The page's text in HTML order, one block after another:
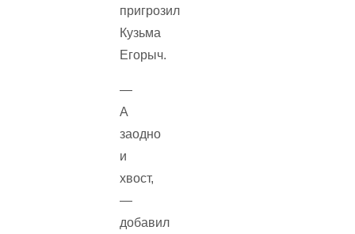
пригрозил
Кузьма
Егорыч.
—
А
заодно
и
хвост,
—
добавил